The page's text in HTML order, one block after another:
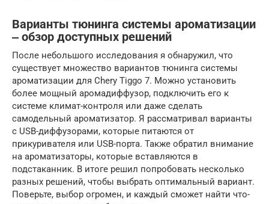
Варианты тюнинга системы ароматизации
‒ обзор доступных решений
После небольшого исследования я обнаружил, что
существует множество вариантов тюнинга системы
ароматизации для Chery Tiggo 7. Можно установить
более мощный аромадиффузор, подключить его к
системе климат-контроля или даже сделать
самодельный ароматизатор. Я рассматривал варианты
с USB-диффузорами, которые питаются от
прикуривателя или USB-порта. Также обратил внимание
на ароматизаторы, которые вставляются в
подстаканник. В итоге решил попробовать несколько
разных решений, чтобы выбрать оптимальный вариант.
Поверьте, выбор огромен, и каждый сможет найти что-